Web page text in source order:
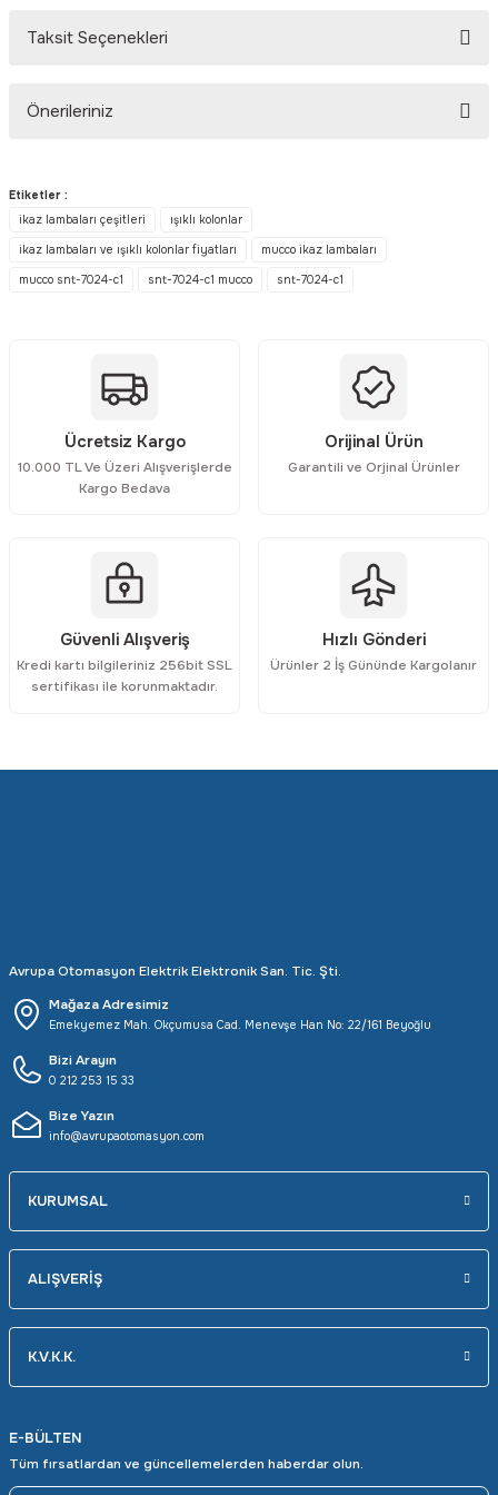
Taksit Seçenekleri
Önerileriniz
konularda yetersiz gördüğünüz noktaları öneri formunu kullanarak
tarafımıza iletebilirsiniz.
Ürün fiyatı diğer sitelerden daha pahalı.
Etiketler :
ikaz lambaları çeşitleri
ışıklı kolonlar
ikaz lambaları ve ışıklı kolonlar fiyatları mucco ikaz lambaları
mucco snt-7024-c1 snt-7024-c1 mucco snt-7024-c1
Ücretsiz Kargo
10.000 TL Ve Üzeri Alışverişlerde
Kargo Bedava
Orijinal Ürün
Garantili ve Orjinal Ürünler
Güvenli Alışveriş
Kredi kartı bilgileriniz 256bit SSL
sertifikası ile korunmaktadır.
Hızlı Gönderi
Ürünler 2 İş Gününde Kargolanır
Avrupa Otomasyon Elektrik Elektronik San. Tic. Şti.
Mağaza Adresimiz
Emekyemez Mah. Okçumusa Cad. Menevşe Han No: 22/161 Beyoğlu
Bizi Arayın
0 212 253 15 33
Bize Yazın
info@avrupaotomasyon.com
KURUMSAL
ALIŞVERİŞ
K.V.K.K.
E-BÜLTEN
Tüm fırsatlardan ve güncellemelerden haberdar olun.